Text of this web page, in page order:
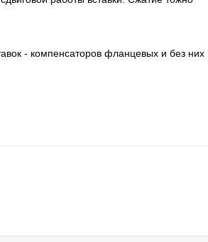
- компенсаторов фланцевых и без них